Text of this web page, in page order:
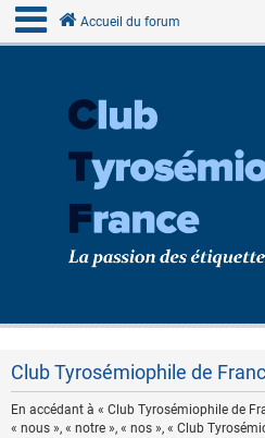
Accueil du forum
Club Tyrosémiophile de
En accédant à « Club Tyrosémiophile de
« nous », « notre », « nos », « Club